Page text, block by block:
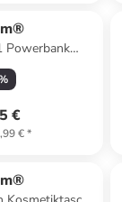
Powerbank
USB-C/A
€
€*